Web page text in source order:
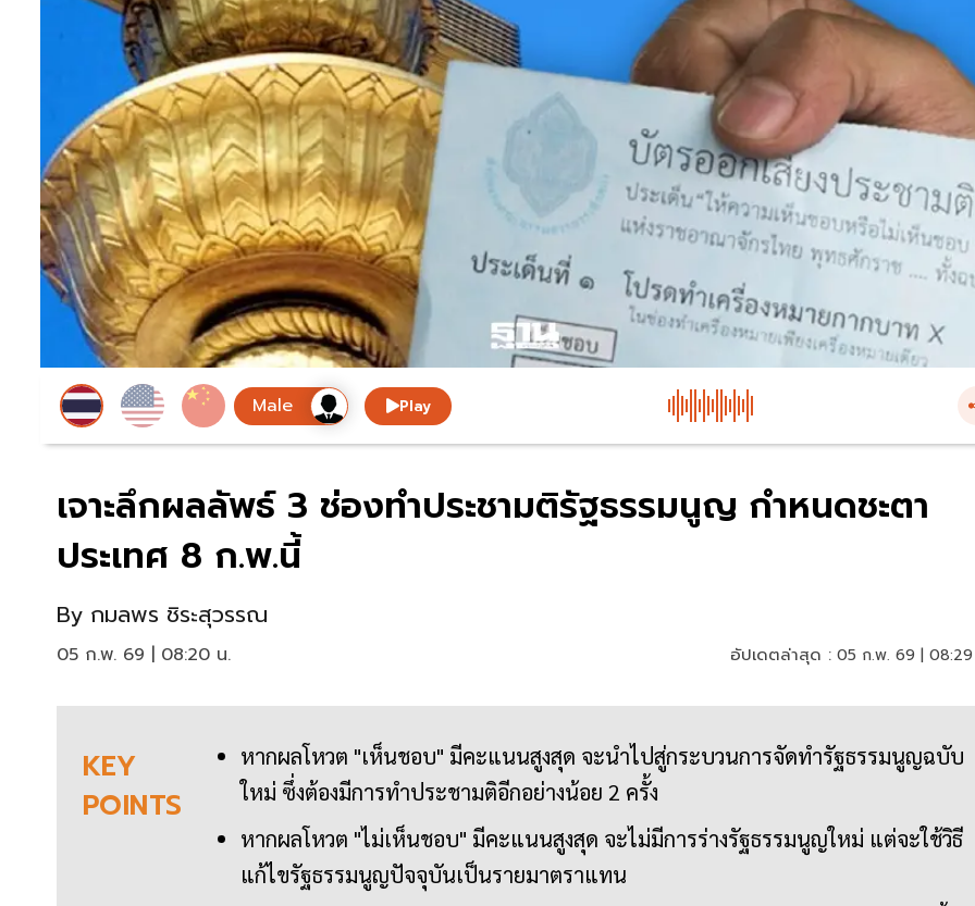
Play
เจาะลึกผลลัพธ์ 3 ช่องทำประชามติรัฐธรรมนูญ กำหนดชะตา
ประเทศ 8 ก.พ.นี้
By กมลพร ชิระสุวรรณ
05 ก.พ. 69 | 08:20 น. อัปเดตล่าสุด : 05 ก.พ. 69 |
KEY
POINTS
หากผลโหวต "เห็นชอบ" มีคะแนนสูงสุด จะนำไปสู่กระบวนการจัดทำรัฐธรรมนูญฉบับ
ใหม่ ซึ่งต้องมีการทำประชามติอีกอย่างน้อย 2 ครั้ง
หากผลโหวต "ไม่เห็นชอบ" มีคะแนนสูงสุด จะไม่มีการร่างรัฐธรรมนูญใหม่ แต่จะใช้วิธี
แก้ไขรัฐธรรมนูญปัจจุบันเป็นรายมาตราแทน